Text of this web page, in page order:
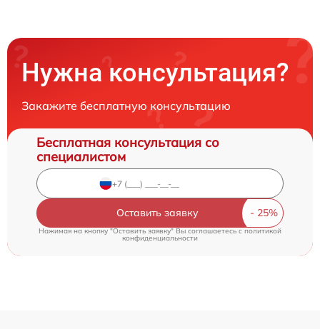
Нужна консультация?
Закажите бесплатную консультацию
Бесплатная консультация со
специалистом
Оставить заявку
Нажимая на кнопку "Оставить заявку" Вы соглашаетесь cполитикой
конфиденциальности